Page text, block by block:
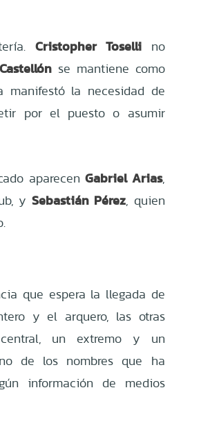
Cristopher Tosellino
se mantiene como
manifestó la necesidad de
por el puesto o asumir
aparecenGabriel Arias,
y Sebastián Pérez, quien
que espera la llegada de
y el arquero, las otras
un extremo y un
de los nombres que ha
información de medios